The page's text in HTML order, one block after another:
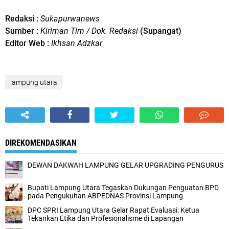
Redaksi : Sukapurwanews
Sumber : Kiriman Tim / Dok. Redaksi (Supangat)
Editor Web : Ikhsan Adzkar
lampung utara
DIREKOMENDASIKAN
DEWAN DAKWAH LAMPUNG GELAR UPGRADING PENGURUS
Bupati Lampung Utara Tegaskan Dukungan Penguatan BPD
pada Pengukuhan ABPEDNAS Provinsi Lampung
DPC SPRI Lampung Utara Gelar Rapat Evaluasi: Ketua
Tekankan Etika dan Profesionalisme di Lapangan